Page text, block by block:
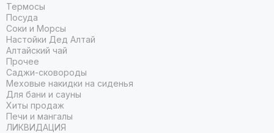
Термосы
Посуда
Соки и Морсы
Настойки Дед Алтай
Алтайский чай
Прочее
Саджи-сковороды
Меховые накидки на сиденья
Для бани и сауны
Хиты продаж
Печи и мангалы
ЛИКВИДАЦИЯ